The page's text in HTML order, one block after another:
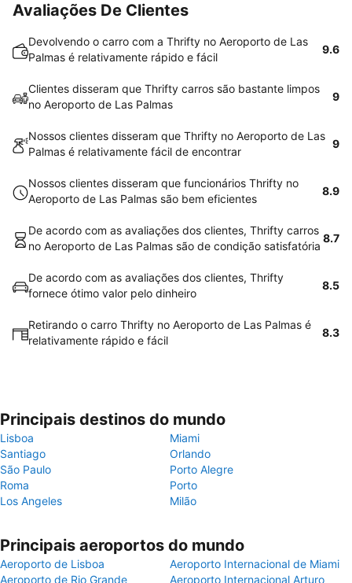
Avaliações De Clientes
Devolvendo o carro com a Thrifty no Aeroporto de Las
Palmas é relativamente rápido e fácil
9.6
Clientes disseram que Thrifty carros são bastante limpos
no Aeroporto de Las Palmas
9
Nossos clientes disseram que Thrifty no Aeroporto de Las
Palmas é relativamente fácil de encontrar
9
Nossos clientes disseram que funcionários Thrifty no
Aeroporto de Las Palmas são bem eficientes
8.9
De acordo com as avaliações dos clientes, Thrifty carros
no Aeroporto de Las Palmas são de condição satisfatória
8.7
De acordo com as avaliações dos clientes, Thrifty
fornece ótimo valor pelo dinheiro
8.5
Retirando o carro Thrifty no Aeroporto de Las Palmas é
relativamente rápido e fácil
8.3
Principais destinos do mundo
Lisboa
Miami
Santiago
Orlando
São Paulo
Porto Alegre
Roma
Porto
Los Angeles
Milão
Principais aeroportos do mundo
Aeroporto de Lisboa
Aeroporto Internacional de Miami
Aeroporto de Rio Grande
Aeroporto Internacional Arturo